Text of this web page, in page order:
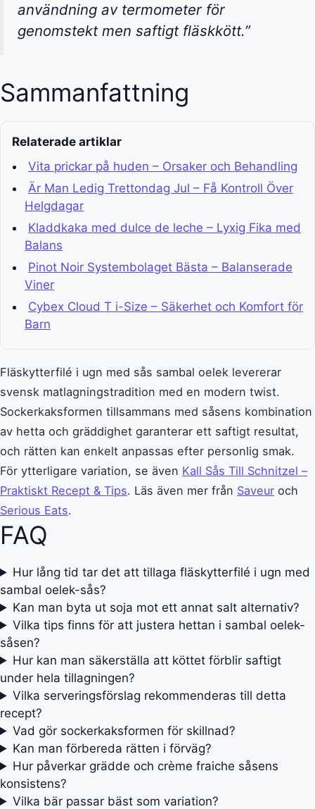
användning av termometer för
genomstekt men saftigt fläskkött.”
Sammanfattning
Relaterade artiklar
Vita prickar på huden – Orsaker och Behandling
Är Man Ledig Trettondag Jul – Få Kontroll Över
Helgdagar
Kladdkaka med dulce de leche – Lyxig Fika med
Balans
Pinot Noir Systembolaget Bästa – Balanserade
Viner
Cybex Cloud T i-Size – Säkerhet och Komfort för
Barn
Fläskytterfilé i ugn med sås sambal oelek levererar
svensk matlagningstradition med en modern twist.
Sockerkaksformen tillsammans med såsens kombination
av hetta och gräddighet garanterar ett saftigt resultat,
och rätten kan enkelt anpassas efter personlig smak.
För ytterligare variation, se även Kall Sås Till Schnitzel –
Praktiskt Recept & Tips. Läs även mer från Saveur och
Serious Eats.
FAQ
Hur lång tid tar det att tillaga fläskytterfilé i ugn med
sambal oelek-sås?
Kan man byta ut soja mot ett annat salt alternativ?
Vilka tips finns för att justera hettan i sambal oelek-
såsen?
Hur kan man säkerställa att köttet förblir saftigt
under hela tillagningen?
Vilka serveringsförslag rekommenderas till detta
recept?
Vad gör sockerkaksformen för skillnad?
Kan man förbereda rätten i förväg?
Hur påverkar grädde och crème fraiche såsens
konsistens?
Vilka bär passar bäst som variation?